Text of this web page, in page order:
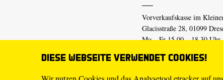
Diese Webseite verwendet Cookies!
Vorverkaufskasse im
Glacisstraße 28, 01099
Mo – Fr 15.00 – 18.30 Uhr
geschlossen.